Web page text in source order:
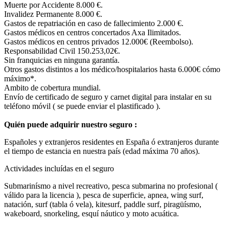
Muerte por Accidente 8.000 €.
Invalidez Permanente 8.000 €.
Gastos de repatriación en caso de fallecimiento 2.000 €.
Gastos médicos en centros concertados Axa Ilimitados.
Gastos médicos en centros privados 12.000€ (Reembolso).
Responsabilidad Civil 150.253,02€.
Sin franquicias en ninguna garantía.
Otros gastos distintos a los médico/hospitalarios hasta 6.000€ cómo
máximo*.
Ambito de cobertura mundial.
Envío de certificado de seguro y carnet digital para instalar en su
teléfono móvil ( se puede enviar el plastificado ).
Quién puede adquirir nuestro seguro :
Españoles y extranjeros residentes en España ó extranjeros durante
el tiempo de estancia en nuestra país (edad máxima 70 años).
Actividades incluídas en el seguro
Submarinísmo a nivel recreativo, pesca submarina no profesional (
válido para la licencia ), pesca de superficie, apnea, wing surf,
natación, surf (tabla ó vela), kitesurf, paddle surf, piragüísmo,
wakeboard, snorkeling, esquí náutico y moto acuática.